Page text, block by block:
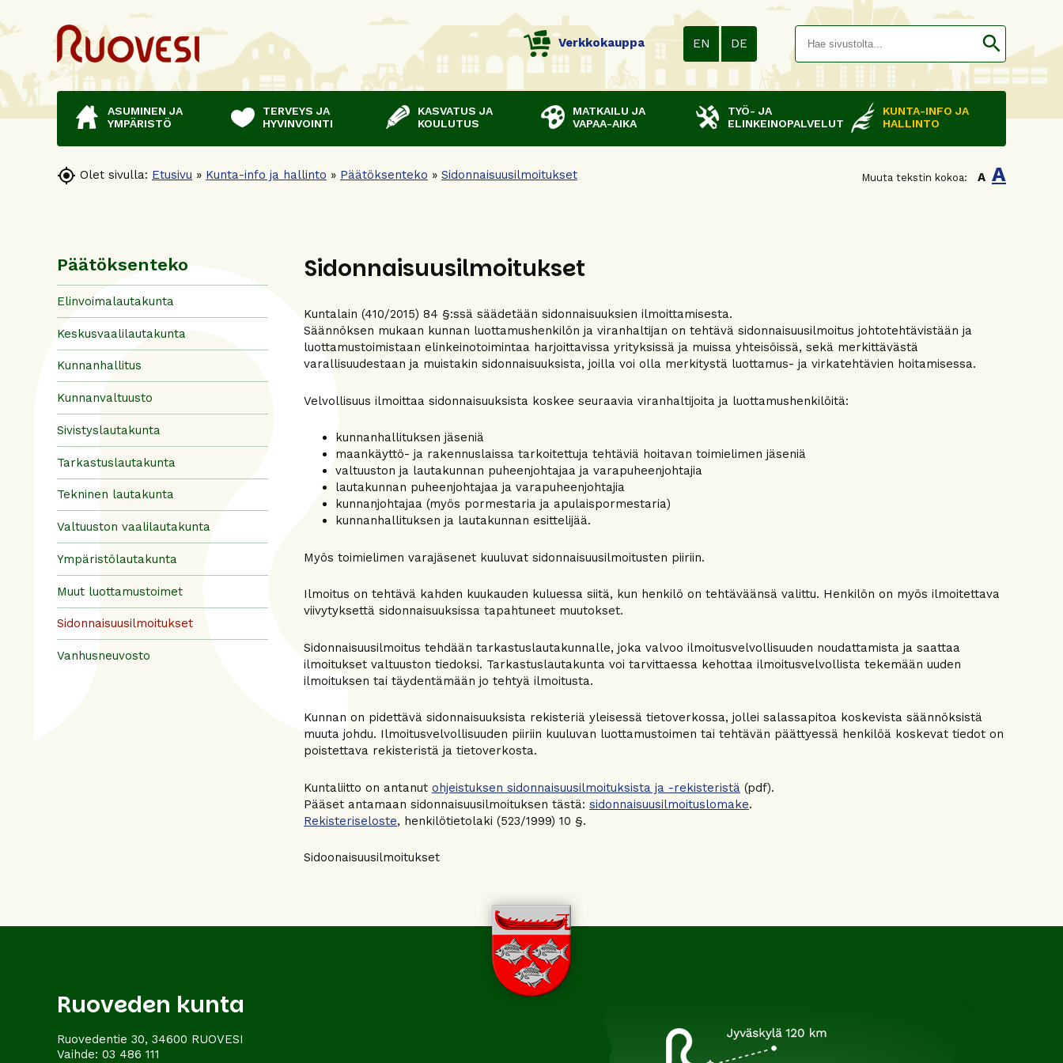
Verkkokauppa EN DE search
ASUMINEN JA
YMPÄRISTÖ
TERVEYS JA
HYVINVOINTI
KASVATUS JA
KOULUTUS
MATKAILU JA
VAPAA-AIKA
TYÖ- JA
ELINKEINOPALVELUT
KUNTA-INFO JA
HALLINTO
 Olet sivulla: Etusivu » Kunta-info ja hallinto » Päätöksenteko » Sidonnaisuusilmoitukset Muuta tekstin kokoa: A A
Päätöksenteko
Elinvoimalautakunta
Keskusvaalilautakunta
Kunnanhallitus
Kunnanvaltuusto
Sivistyslautakunta
Tarkastuslautakunta
Tekninen lautakunta
Valtuuston vaalilautakunta
Ympäristölautakunta
Muut luottamustoimet
Sidonnaisuusilmoitukset
Vanhusneuvosto
Sidonnaisuusilmoitukset
Kuntalain (410/2015) 84 §:ssä säädetään sidonnaisuuksien ilmoittamisesta.
Säännöksen mukaan kunnan luottamushenkilön ja viranhaltijan on tehtävä sidonnaisuusilmoitus johtotehtävistään ja
luottamustoimistaan elinkeinotoimintaa harjoittavissa yrityksissä ja muissa yhteisöissä, sekä merkittävästä
varallisuudestaan ja muistakin sidonnaisuuksista, joilla voi olla merkitystä luottamus- ja virkatehtävien hoitamisessa.
Velvollisuus ilmoittaa sidonnaisuuksista koskee seuraavia viranhaltijoita ja luottamushenkilöitä:
kunnanhallituksen jäseniä
maankäyttö- ja rakennuslaissa tarkoitettuja tehtäviä hoitavan toimielimen jäseniä
valtuuston ja lautakunnan puheenjohtajaa ja varapuheenjohtajia
lautakunnan puheenjohtajaa ja varapuheenjohtajia
kunnanjohtajaa (myös pormestaria ja apulaispormestaria)
kunnanhallituksen ja lautakunnan esittelijää.
Myös toimielimen varajäsenet kuuluvat sidonnaisuusilmoitusten piiriin.
Ilmoitus on tehtävä kahden kuukauden kuluessa siitä, kun henkilö on tehtäväänsä valittu. Henkilön on myös ilmoitettava
viivytyksettä sidonnaisuuksissa tapahtuneet muutokset.
Sidonnaisuusilmoitus tehdään tarkastuslautakunnalle, joka valvoo ilmoitusvelvollisuuden noudattamista ja saattaa
ilmoitukset valtuuston tiedoksi. Tarkastuslautakunta voi tarvittaessa kehottaa ilmoitusvelvollista tekemään uuden
ilmoituksen tai täydentämään jo tehtyä ilmoitusta.
Kunnan on pidettävä sidonnaisuuksista rekisteriä yleisessä tietoverkossa, jollei salassapitoa koskevista säännöksistä
muuta johdu. Ilmoitusvelvollisuuden piiriin kuuluvan luottamustoimen tai tehtävän päättyessä henkilöä koskevat tiedot on
poistettava rekisteristä ja tietoverkosta.
Kuntaliitto on antanut ohjeistuksen sidonnaisuusilmoituksista ja -rekisteristä (pdf).
Pääset antamaan sidonnaisuusilmoituksen tästä: sidonnaisuusilmoituslomake.
Rekisteriseloste, henkilötietolaki (523/1999) 10 §.
Sidoonaisuusilmoitukset
Ruoveden kunta
Ruovedentie 30, 34600 RUOVESI
Vaihde: 03 486 111